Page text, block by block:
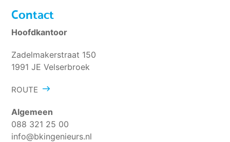
Contact
Hoofdkantoor
Zadelmakerstraat 150
1991 JE Velserbroek
ROUTE
Algemeen
088 321 25 00
info@bkingenieurs.nl